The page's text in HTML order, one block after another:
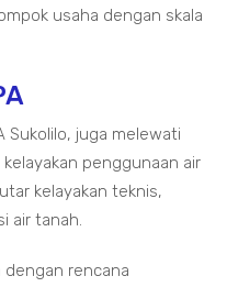
usaha dengan skala
Sukolilo, juga melewati
penggunaan air
kelayakan teknis,
air tanah.
dengan rencana